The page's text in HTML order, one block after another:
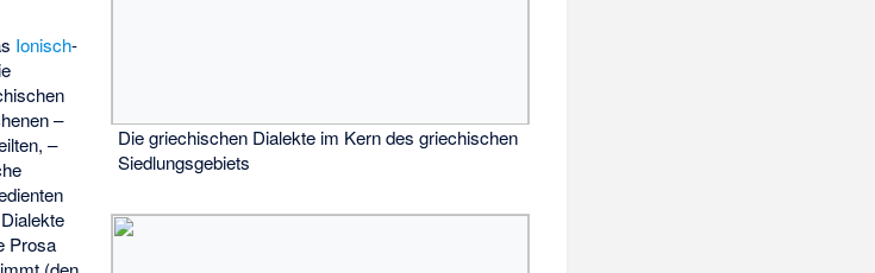
Die griechischen Dialekte im Kern des griechischen
Siedlungsgebiets
Ionisch-
–
–
Prosa